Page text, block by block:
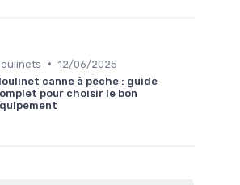
• 12/06/2025
canne à pêche : guide
pour choisir le bon